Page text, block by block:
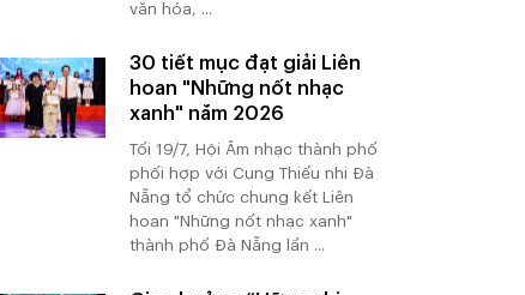
văn hóa, ...
30 tiết mục đạt giải Liên
hoan "Những nốt nhạc
xanh" năm 2026
Tối 19/7, Hội Âm nhạc thành phố
phối hợp với Cung Thiếu nhi Đà
Nẵng tổ chức chung kết Liên
hoan "Những nốt nhạc xanh"
thành phố Đà Nẵng lần ...